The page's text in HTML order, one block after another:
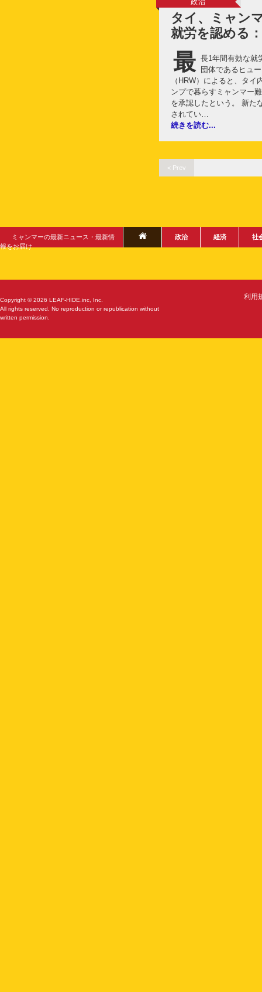
政治
タイ、ミャン
就労を認める
最 長1年間有効な就
団体であるヒュ
（HRW）によると、タ
ンプで暮らすミャンマー
を承認したという。 新た
されてい…
続きを読む...
< Prev
ミャンマーの最新ニュース・最新情
報をお届け
政治 経済 社
Copyright © 2026 LEAF-HIDE.inc, Inc.
All rights reserved. No reproduction or republication without
written permission.
利用